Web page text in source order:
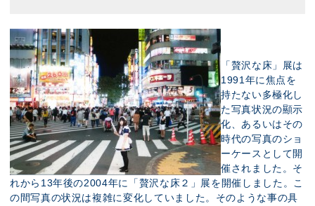
「贅沢な床」展は
1991年に焦点を
持たない多極化し
た写真状況の顯示
化、あるいはその
時代の写真のショ
ーケースとして開
催されました。そ
れから13年後の2004年に「贅沢な床２」展を開催しました。こ
の間写真の状況は複雑に変化していました。そのような事の具